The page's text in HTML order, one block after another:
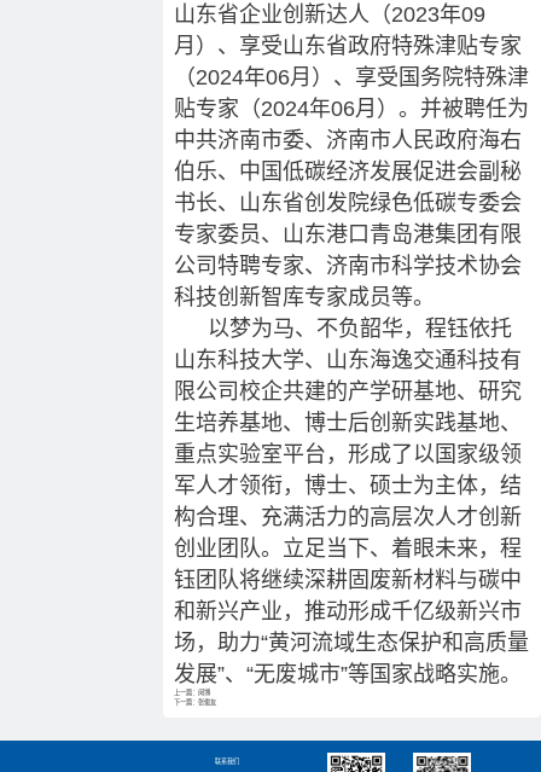
山东省企业创新达人（2023年09
月）、享受山东省政府特殊津贴专家
（2024年06月）、享受国务院特殊津
贴专家（2024年06月）。并被聘任为
中共济南市委、济南市人民政府海右
伯乐、中国低碳经济发展促进会副秘
书长、山东省创发院绿色低碳专委会
专家委员、山东港口青岛港集团有限
公司特聘专家、济南市科学技术协会
科技创新智库专家成员等。
以梦为马、不负韶华，程钰依托
山东科技大学、山东海逸交通科技有
限公司校企共建的产学研基地、研究
生培养基地、博士后创新实践基地、
重点实验室平台，形成了以国家级领
军人才领衔，博士、硕士为主体，结
构合理、充满活力的高层次人才创新
创业团队。立足当下、着眼未来，程
钰团队将继续深耕固废新材料与碳中
和新兴产业，推动形成千亿级新兴市
场，助力“黄河流域生态保护和高质量
发展”、“无废城市”等国家战略实施。
上一篇：闵博
下一篇：张俊友
联系我们